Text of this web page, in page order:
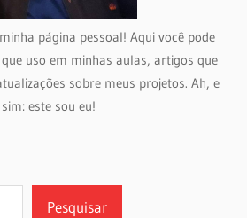
página pessoal! Aqui você pode
uso em minhas aulas, artigos que
sobre meus projetos. Ah, e
sim: este sou eu!
Pesquisar